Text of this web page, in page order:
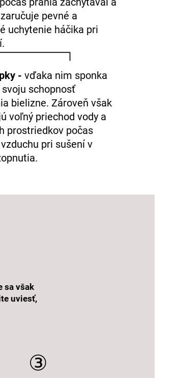
pevné a
uchytenie háčika pri
- vďaka nim sponka
schopnosť
bielizne. Zároveň však
voľný priechod vody a
prostriedkov počas
pri sušení v
sa však
uviesť,
③